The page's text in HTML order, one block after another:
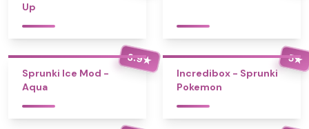
Up
3.9★
Sprunki Ice Mod -
Aqua
5★
Incredibox - Sprunki
Pokemon